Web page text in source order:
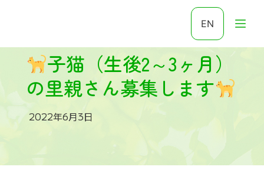
EN
子猫（生後2～3ヶ月）
の里親さん募集します
2022年6月3日